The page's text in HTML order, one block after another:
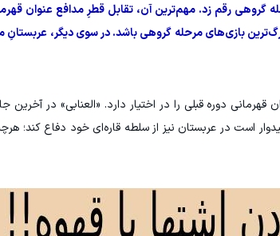
رقم زد. مهم‌ترین آن، تقابل قطرِ مدافع عنوان
بازی‌های مرحله گروهی باشد. در سوی دیگر، عربستانِ
دوره قبلی را در اختیار دارد. «العنابی» در
است در عربستان نیز از سلطه قاره‌ای خود دفاع کند؛